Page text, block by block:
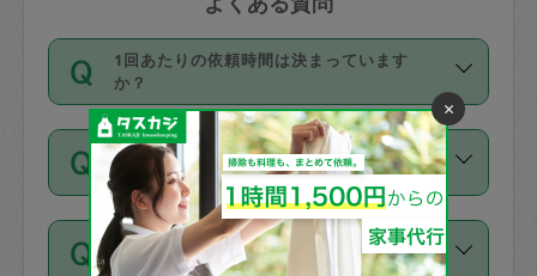
1回あたりの依頼時間は決まっています
か？
依頼1回につき3時間固定です。3時間を
超えて依頼したい場合は、延長機能をご
利用ください。機能をご利用いただくに
は、タスカジさんに事前に相談し、合意
の上事前申請することが必要です。な
価格はどうやって決まっていますか？
11種類の価格帯の中からタスカジさん自
身が価格を選んで設定しています。
支払い方法を教えてください
×